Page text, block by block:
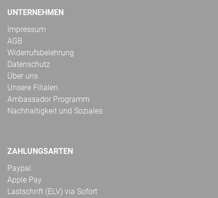
UNTERNEHMEN
Impressum
AGB
Widerrufsbelehrung
Datenschutz
Über uns
Unsere Filialen
Ambassador Programm
Nachhaltigkeit und Soziales
ZAHLUNGSARTEN
Paypal
Apple Pay
Lastschrift (ELV) via Sofort